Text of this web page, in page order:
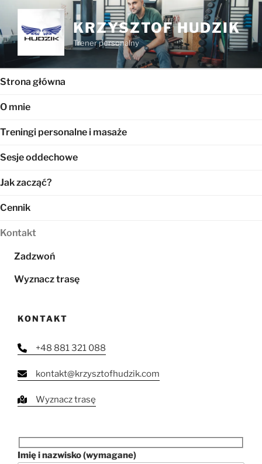
Przejdź
treści
KRZYSZTOF HUDZIK
Trener personalny
Strona główna
O mnie
Treningi personalne i masaże
Sesje oddechowe
Jak zacząć?
Cennik
Kontakt
Zadzwoń
Wyznacz trasę
KONTAKT
+48 881 321 088
kontakt@krzysztofhudzik.com
Wyznacz trasę
Imię i nazwisko (wymagane)